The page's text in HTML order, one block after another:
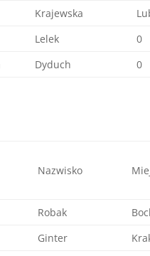
Krajewska
Lelek
0
Dyduch 0
Nazwisko
Robak
Ginter